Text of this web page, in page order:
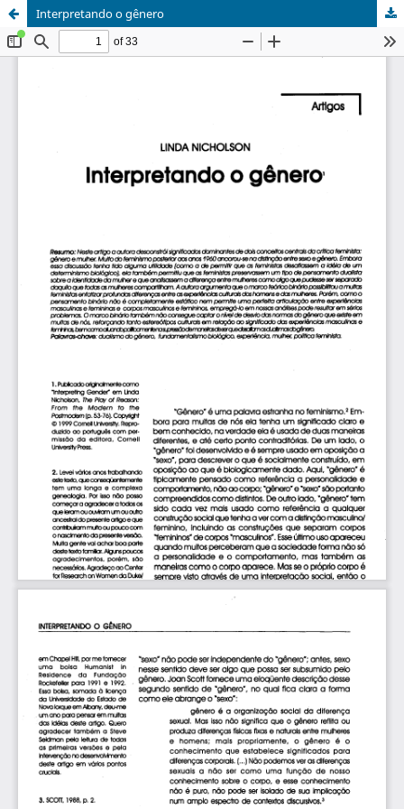
Interpretando o gênero